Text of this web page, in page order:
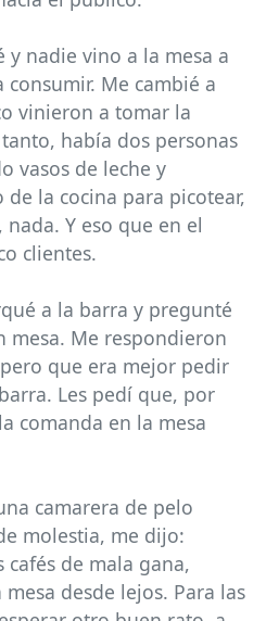
y nadie vino a la mesa a
Me cambié a
vinieron a tomar la
había dos personas
vasos de leche y
la cocina para picotear,
Y eso que en el
clientes.
a la barra y pregunté
mesa. Me respondieron
que era mejor pedir
Les pedí que, por
comanda en la mesa
camarera de pelo
molestia, me dijo:
de mala gana,
desde lejos. Para las